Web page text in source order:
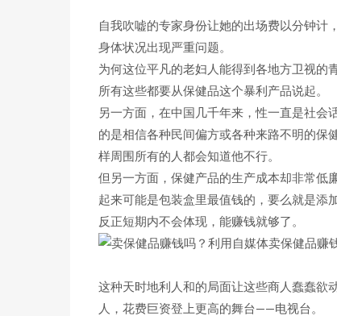
自我吹嘘的专家身份让她的出场费以分钟计
身体状况出现严重问题。
为何这位平凡的老妇人能得到各地方卫视的
所有这些都要从保健品这个暴利产品说起。
另一方面，在中国几千年来，性一直是社会
的是相信各种民间偏方或各种来路不明的保
样周围所有的人都会知道他不行。
但另一方面，保健产品的生产成本却非常低
起来可能是包装盒里最值钱的，要么就是添
反正短期内不会体现，能赚钱就够了。
这种天时地利人和的局面让这些商人蠢蠢欲
人，花费巨资登上更高的舞台——电视台。